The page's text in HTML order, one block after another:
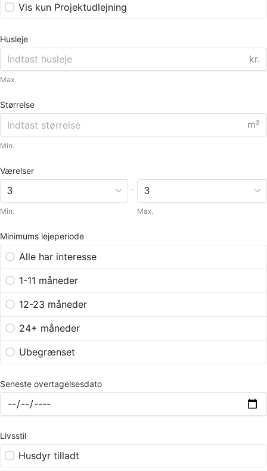
Vis kun Projektudlejning
Husleje
kr.
Max.
Størrelse
m²
Min.
Værelser
Min.
-
Max.
Minimums lejeperiode
Alle har interesse
1-11 måneder
12-23 måneder
24+ måneder
Ubegrænset
Seneste overtagelsesdato
Livsstil
Husdyr tilladt